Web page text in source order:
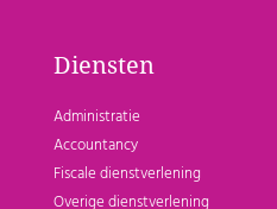
Diensten
Administratie
Accountancy
Fiscale dienstverlening
Overige dienstverlening